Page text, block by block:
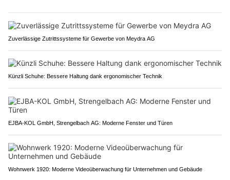
Zuverlässige Zutrittssysteme für Gewerbe von Meydra AG
Künzli Schuhe: Bessere Haltung dank ergonomischer Technik
EJBA-KOL GmbH, Strengelbach AG: Moderne Fenster und Türen
Wohnwerk 1920: Moderne Videoüberwachung für Unternehmen und Gebäude